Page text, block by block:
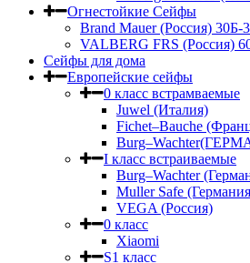
Огнестойкие Сейфы
Brand Mauer (Россия) 30Б-
VALBERG FRS (Россия)
Сейфы для дома
Европейские сейфы
0 класс встрамваемые
Juwel (Италия)
Fichet–Bauche
I класс встраиваемые
Burg–Wachter
Muller Safe
VEGA (Россия)
0 класс
Xiaomi
S1 класс